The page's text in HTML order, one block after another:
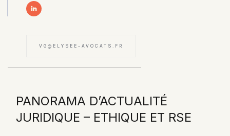
VG@ELYSEE-AVOCATS.FR
PANORAMA D’ACTUALITÉ
JURIDIQUE – ETHIQUE ET RSE